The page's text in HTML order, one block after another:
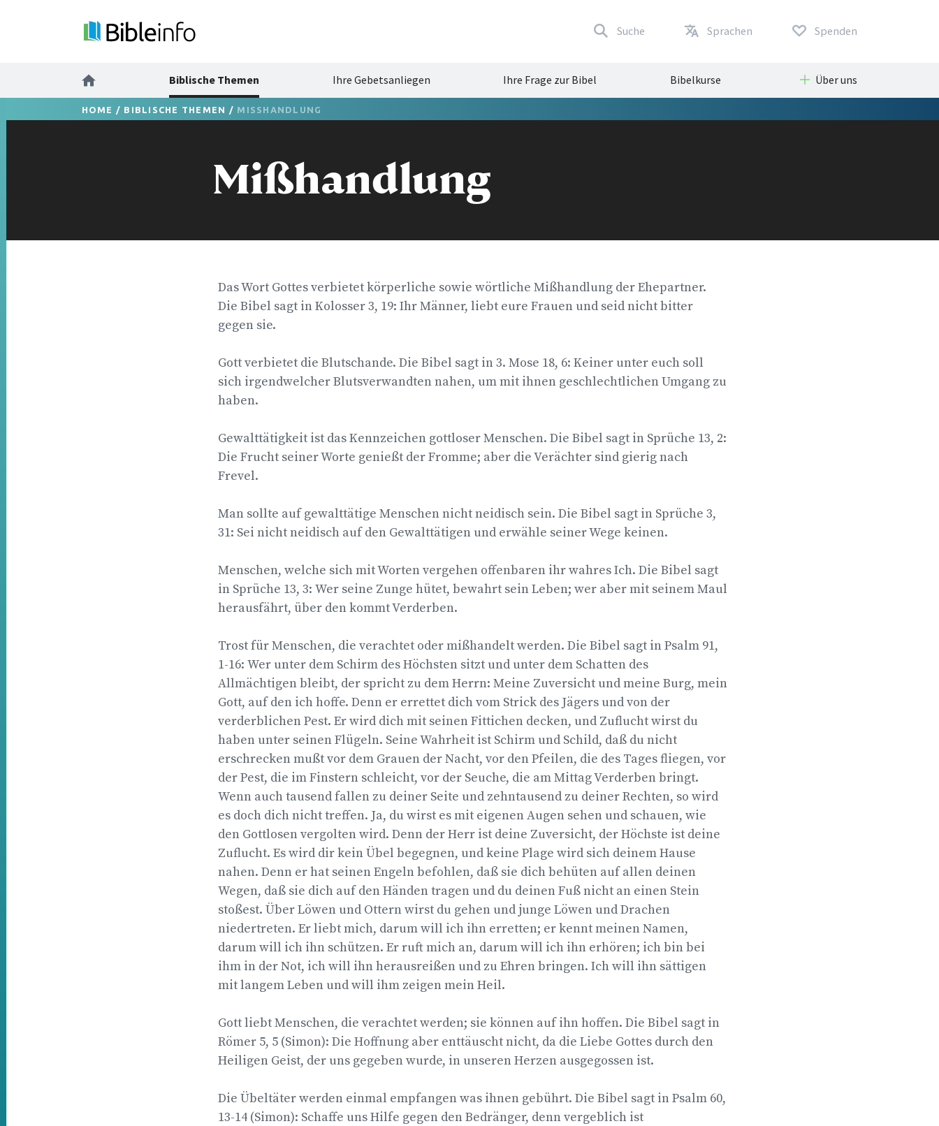
Suche Sprachen Spenden
Biblische Themen Ihre Gebetsanliegen Ihre Frage zur Bibel Bibelkurse Über uns
HOME / BIBLISCHE THEMEN / MISSHANDLUNG
Mißhandlung
Das Wort Gottes verbietet körperliche sowie wörtliche Mißhandlung der Ehepartner.
Die Bibel sagt in Kolosser 3, 19: Ihr Männer, liebt eure Frauen und seid nicht bitter
gegen sie.
Gott verbietet die Blutschande. Die Bibel sagt in 3. Mose 18, 6: Keiner unter euch soll
sich irgendwelcher Blutsverwandten nahen, um mit ihnen geschlechtlichen Umgang zu
haben.
Gewalttätigkeit ist das Kennzeichen gottloser Menschen. Die Bibel sagt in Sprüche 13, 2:
Die Frucht seiner Worte genießt der Fromme; aber die Verächter sind gierig nach
Frevel.
Man sollte auf gewalttätige Menschen nicht neidisch sein. Die Bibel sagt in Sprüche 3,
31: Sei nicht neidisch auf den Gewalttätigen und erwähle seiner Wege keinen.
Menschen, welche sich mit Worten vergehen offenbaren ihr wahres Ich. Die Bibel sagt
in Sprüche 13, 3: Wer seine Zunge hütet, bewahrt sein Leben; wer aber mit seinem Maul
herausfährt, über den kommt Verderben.
Trost für Menschen, die verachtet oder mißhandelt werden. Die Bibel sagt in Psalm 91,
1-16: Wer unter dem Schirm des Höchsten sitzt und unter dem Schatten des
Allmächtigen bleibt, der spricht zu dem Herrn: Meine Zuversicht und meine Burg, mein
Gott, auf den ich hoffe. Denn er errettet dich vom Strick des Jägers und von der
verderblichen Pest. Er wird dich mit seinen Fittichen decken, und Zuflucht wirst du
haben unter seinen Flügeln. Seine Wahrheit ist Schirm und Schild, daß du nicht
erschrecken mußt vor dem Grauen der Nacht, vor den Pfeilen, die des Tages fliegen, vor
der Pest, die im Finstern schleicht, vor der Seuche, die am Mittag Verderben bringt.
Wenn auch tausend fallen zu deiner Seite und zehntausend zu deiner Rechten, so wird
es doch dich nicht treffen. Ja, du wirst es mit eigenen Augen sehen und schauen, wie
den Gottlosen vergolten wird. Denn der Herr ist deine Zuversicht, der Höchste ist deine
Zuflucht. Es wird dir kein Übel begegnen, und keine Plage wird sich deinem Hause
nahen. Denn er hat seinen Engeln befohlen, daß sie dich behüten auf allen deinen
Wegen, daß sie dich auf den Händen tragen und du deinen Fuß nicht an einen Stein
stoßest. Über Löwen und Ottern wirst du gehen und junge Löwen und Drachen
niedertreten. Er liebt mich, darum will ich ihn erretten; er kennt meinen Namen,
darum will ich ihn schützen. Er ruft mich an, darum will ich ihn erhören; ich bin bei
ihm in der Not, ich will ihn herausreißen und zu Ehren bringen. Ich will ihn sättigen
mit langem Leben und will ihm zeigen mein Heil.
Gott liebt Menschen, die verachtet werden; sie können auf ihn hoffen. Die Bibel sagt in
Römer 5, 5 (Simon): Die Hoffnung aber enttäuscht nicht, da die Liebe Gottes durch den
Heiligen Geist, der uns gegeben wurde, in unseren Herzen ausgegossen ist.
Die Übeltäter werden einmal empfangen was ihnen gebührt. Die Bibel sagt in Psalm 60,
13-14 (Simon): Schaffe uns Hilfe gegen den Bedränger, denn vergeblich ist